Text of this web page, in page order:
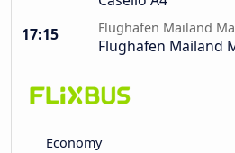
17:15
Flughafen Mailand
Flughafen Mailand
Economy